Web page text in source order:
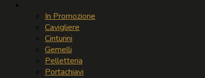
In Promozione
Cavigliere
Cinturini
Gemelli
Pelletteria
Portachiavi